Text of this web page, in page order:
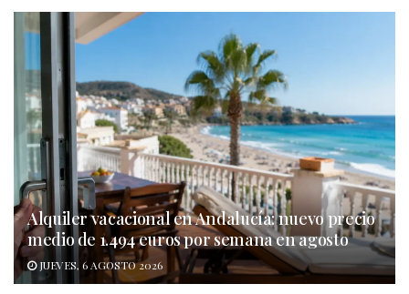
Alquiler vacacional en Andalucía: nuevo precio
medio de 1.494 euros por semana en agosto
JUEVES, 6 AGOSTO 2026